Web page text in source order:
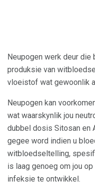
Neupogen werk deur
produksie van
vloeistof wat gewoonlik
Neupogen kan
wat waarskynlik jou
dubbel dosis Sitosan en
gegee word indien u
witbloedseltelling,
is laag genoeg om jou
infeksie te ontwikkel.